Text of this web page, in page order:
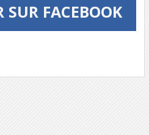
SUR FACEBOOK